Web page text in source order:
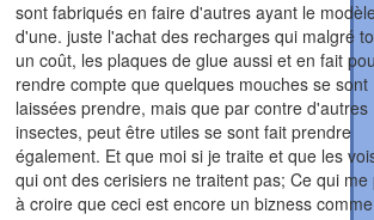
sont fabriqués en faire d'autres ayant le
d'une. juste l'achat des recharges qui malgré
un coût, les plaques de glue aussi et en fait
rendre compte que quelques mouches se sont
laissées prendre, mais que par contre d'autres
insectes, peut être utiles se sont fait prendre
également. Et que moi si je traite et que les
qui ont des cerisiers ne traitent pas; Ce qui me
à croire que ceci est encore un bizness